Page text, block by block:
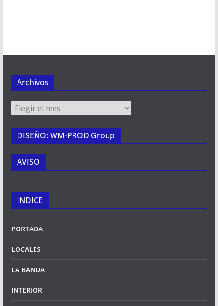
Archivos
Archivos
DISEÑO: WM-PROD Group
AVISO
INDICE
PORTADA
LOCALES
LA BANDA
INTERIOR